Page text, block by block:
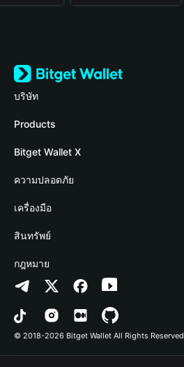
บริษัท
เกี่ยวกับ Bitget Wallet
Blog
Academy
ข่าวสารด้านคริปโต
ศูนย์ช่วยเหลือ
ติดต่อเรา
ทรัพยากรข้อมูลของแบรนด์
อาชีพ
Products
Crypto Card
Stablecoin Earn
Payfi Crypto
Crypto Swap API
Altcoin Season Index
Prediction Markets
DApp
Bitget Wallet X
นักพัฒนา
เชื่อมต่อ Wallet
Bitget Wallet Pay
ลิสต์โปรเจกต์
ความปลอดภัย
Protection Fund
เทคโนโลยีความปลอดภัย
เครื่องมือ
ซื้อคริปโต
การตรวจจับการอนุญาต
การตรวจจับสัญญา
การโอนเป็นชุด
สินทรัพย์
Arbitrum
Avalanche
Bitcoin
กฎหมาย
นโยบายความเป็นส่วนตัว
ข้อตกลงในการใช้บริการ
© 2018-2026 Bitget Wallet All Rights Reserved